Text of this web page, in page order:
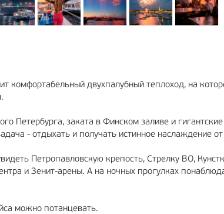
комфортабельный двухпалубный теплоход, на
Петербурга, заката в Финском заливе и
- отдыхать и получать истинное наслаждение от
Петропавловскую крепость, Стрелку ВО,
и Зенит-арены. А на ночных прогулках
можно потанцевать.